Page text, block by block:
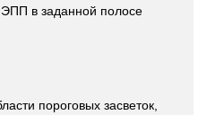
в заданной полосе
пороговых засветок,